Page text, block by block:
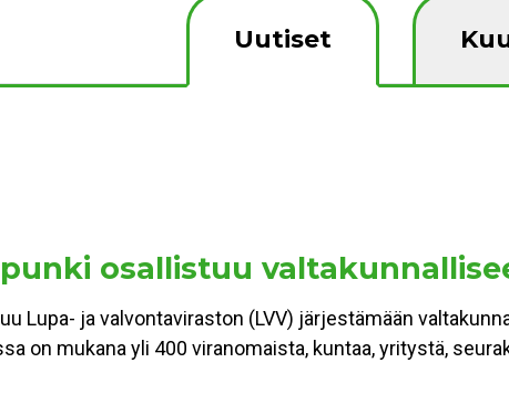
Uutiset
osallistuu
Lupa- ja valvontaviraston (LVV) järjestämään
on mukana yli 400 viranomaista, kuntaa, yritystä,